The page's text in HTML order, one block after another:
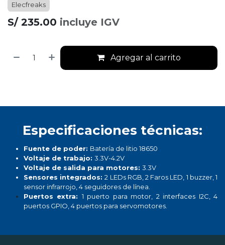
Elecfreaks
S/ 235.00 incluye IGV
Agregar al carrito
Especificaciones técnicas:
Fuente de poder: Batería de litio 18650
Voltaje de trabajo: 3.3V-4.2V
Voltaje de salida para motores: 3.3V
Sensores integrados:2 LEDs RGB, 2 Faros LED, 1 buzzer, 1
sensor infrarrojo, 4 seguidores de línea.
Puertos extra:1 puerto para motor, 2 interfaces I2C, 4
puertos GPIO, 4 puertos para servomotores.